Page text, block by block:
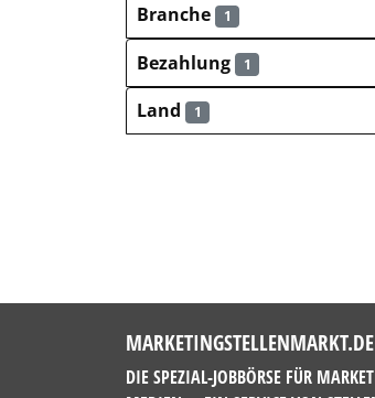
Branche 1
Bezahlung 1
Land 1
MARKETINGSTELLENMARKT.DE
DIE SPEZIAL-JOBBÖRSE FÜR